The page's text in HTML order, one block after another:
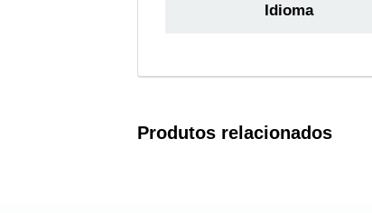
Idioma
Produtos relacionados